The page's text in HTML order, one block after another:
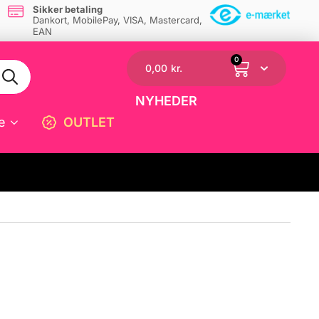
Sikker betaling
Dankort, MobilePay, VISA, Mastercard,
EAN
OUTLET
0,00 kr.
0
NYHEDER